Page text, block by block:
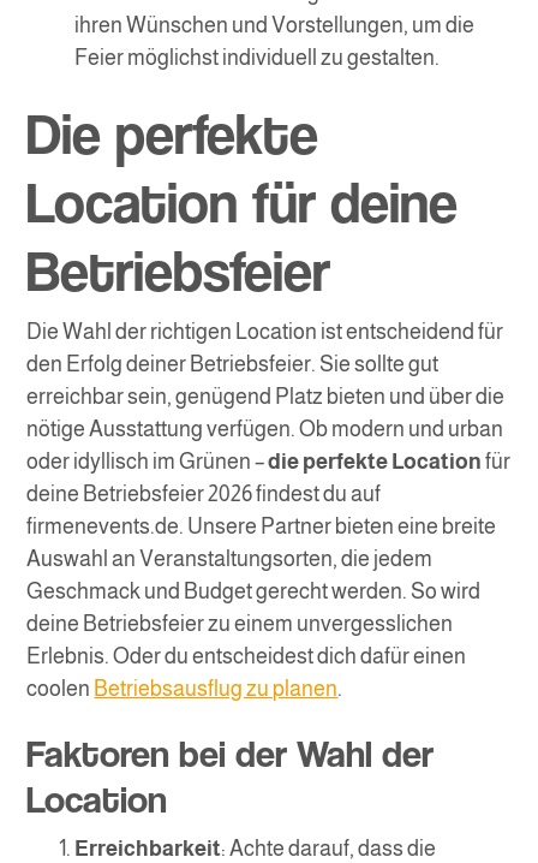
ihren Wünschen und Vorstellungen, um die
Feier möglichst individuell zu gestalten.
Die perfekte
Location für deine
Betriebsfeier
Die Wahl der richtigen Location ist entscheidend für
den Erfolg deiner Betriebsfeier. Sie sollte gut
erreichbar sein, genügend Platz bieten und über die
nötige Ausstattung verfügen. Ob modern und urban
oder idyllisch im Grünen –die perfekte Location für
deine Betriebsfeier 2026 findest du auf
firmenevents.de. Unsere Partner bieten eine breite
Auswahl an Veranstaltungsorten, die jedem
Geschmack und Budget gerecht werden. So wird
deine Betriebsfeier zu einem unvergesslichen
Erlebnis. Oder du entscheidest dich dafür einen
coolen Betriebsausflug zu planen.
Faktoren bei der Wahl der
Location
Erreichbarkeit: Achte darauf, dass die